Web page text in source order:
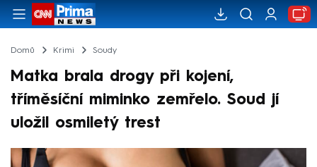
Domů Krimi Soudy
Matka brala drogy při kojení,
tříměsíční miminko zemřelo. Soud jí
uložil osmiletý trest